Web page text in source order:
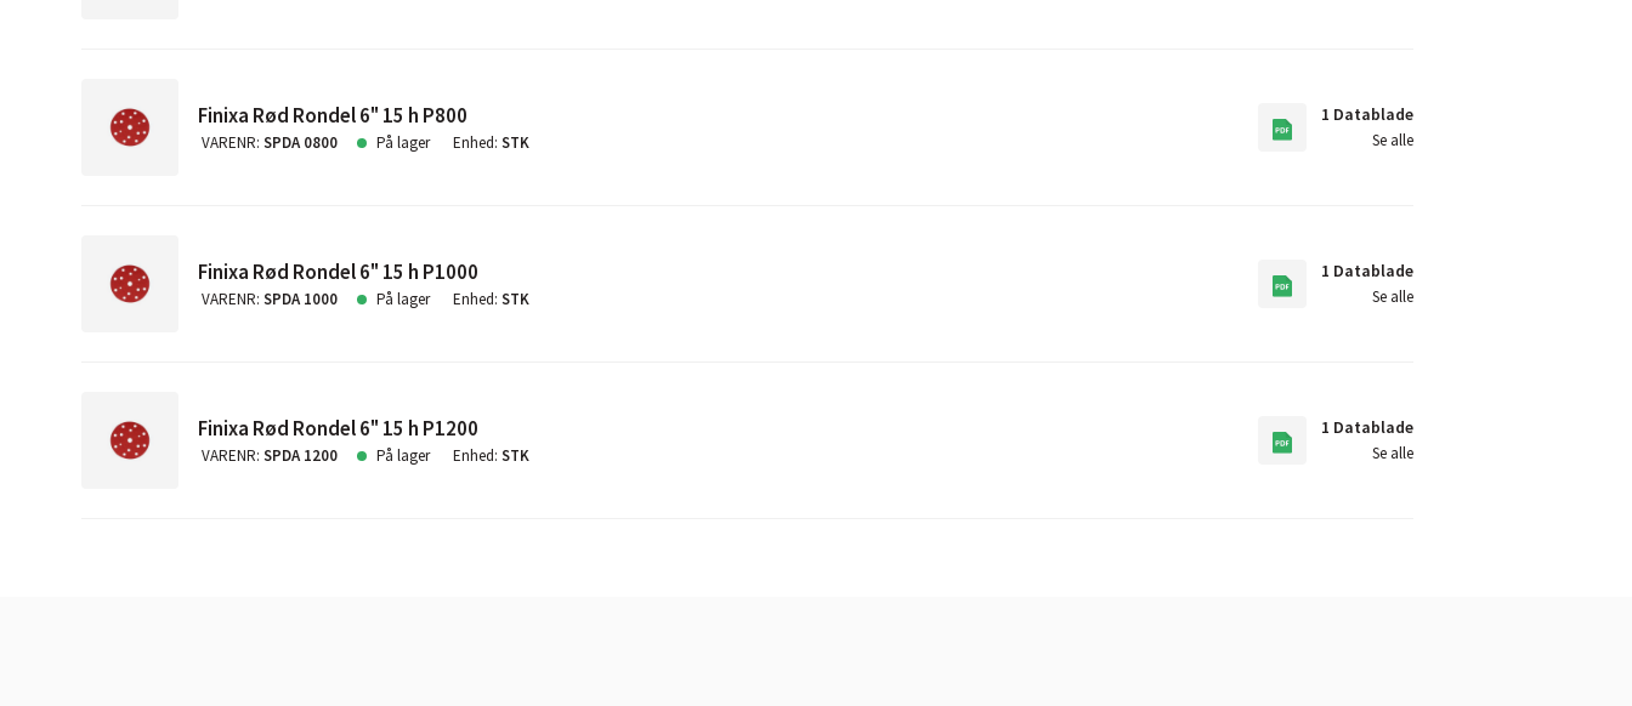
Finixa Rød Rondel 6" 15 h P800
VARENR:SPDA 0800 På lager Enhed:STK
1 Datablade
Se alle
Finixa Rød Rondel 6" 15 h P1000
VARENR:SPDA 1000 På lager Enhed:STK
1 Datablade
Se alle
Finixa Rød Rondel 6" 15 h P1200
VARENR:SPDA 1200 På lager Enhed:STK
1 Datablade
Se alle